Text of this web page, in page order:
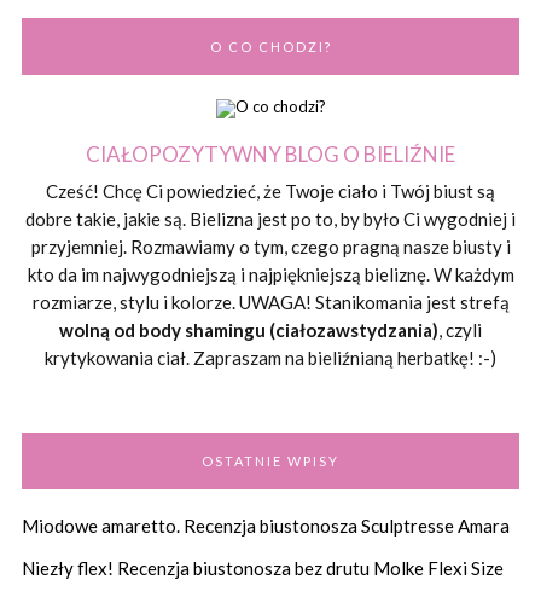
O CO CHODZI?
CIAŁOPOZYTYWNY BLOG O BIELIŹNIE
Cześć! Chcę Ci powiedzieć, że Twoje ciało i Twój biust są
dobre takie, jakie są. Bielizna jest po to, by było Ci wygodniej i
przyjemniej. Rozmawiamy o tym, czego pragną nasze biusty i
kto da im najwygodniejszą i najpiękniejszą bieliznę. W każdym
rozmiarze, stylu i kolorze. UWAGA! Stanikomania jest strefą
wolną od body shamingu (ciałozawstydzania), czyli
krytykowania ciał. Zapraszam na bieliźnianą herbatkę! :-)
OSTATNIE WPISY
Miodowe amaretto. Recenzja biustonosza Sculptresse Amara
Niezły flex! Recenzja biustonosza bez drutu Molke Flexi Size